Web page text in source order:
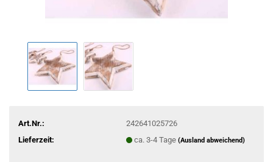
Art.Nr.:
242641025726
Lieferzeit:
ca. 3-4 Tage (Ausland abweichend)